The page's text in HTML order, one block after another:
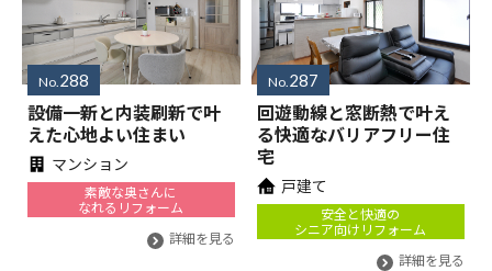
No.288
設備一新と内装刷新で叶
えた心地よい住まい
マンション
素敵な奥さんに
なれるリフォーム
詳細を見る
No.287
回遊動線と窓断熱で叶え
る快適なバリアフリー住
宅
戸建て
安全と快適の
シニア向けリフォーム
詳細を見る